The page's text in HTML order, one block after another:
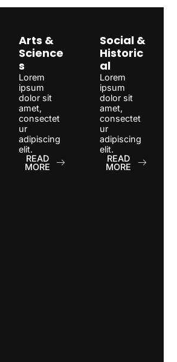
Arts &
Science
s
Lorem
ipsum
dolor sit
amet,
consectet
ur
adipiscing
elit.
READ
MORE
Social &
Historic
al
Lorem
ipsum
dolor sit
amet,
consectet
ur
adipiscing
elit.
READ
MORE